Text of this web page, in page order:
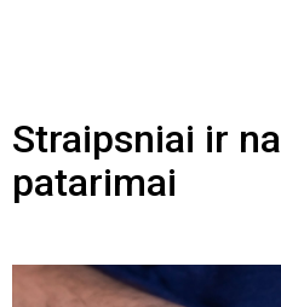
Straipsniai ir
patarimai